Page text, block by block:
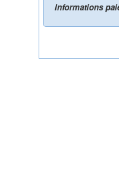
Informations